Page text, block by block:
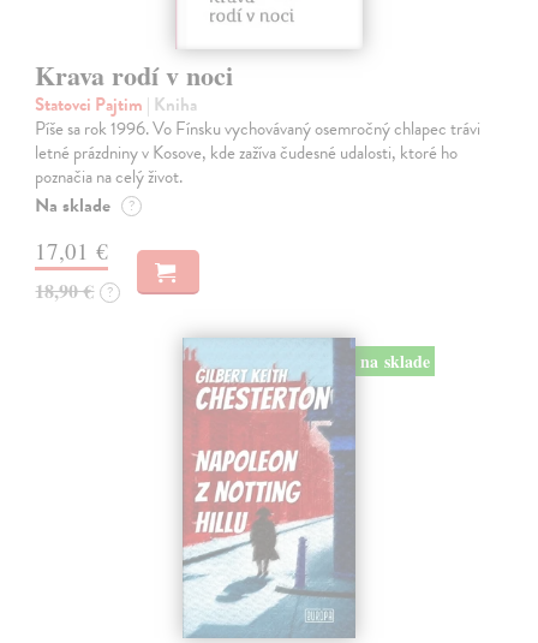
Krava rodí v noci
Statovci Pajtim | Kniha
Píše sa rok 1996. Vo Fínsku vychovávaný osemročný chlapec trávi
letné prázdniny v Kosove, kde zažíva čudesné udalosti, ktoré ho
poznačia na celý život.
Na sklade ?
17,01 €
18,90 € ?
na sklade